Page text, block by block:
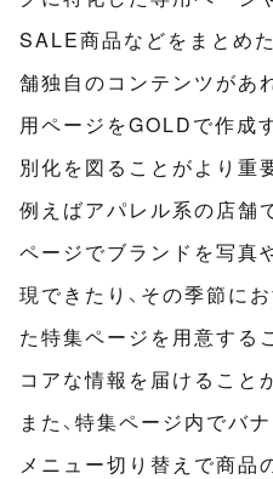
SALE商品などをまとめ
舗独自のコンテンツがあ
用ページをGOLDで作成
別化を図ることがより重
例えばアパレル系の店舗
ページでブランドを写真
現できたり、その季節に
た特集ページを用意する
コアな情報を届けること
また、特集ページ内でバ
メニュー切り替えで商品